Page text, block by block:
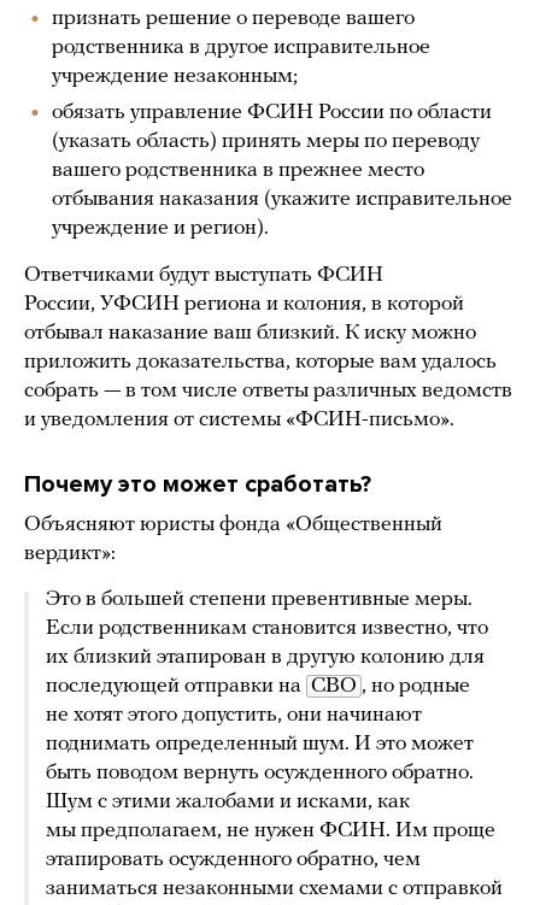
признать решение о переводе вашего
родственника в другое исправительное
учреждение незаконным;
обязать управление ФСИН России по области
(указать область) принять меры по переводу
вашего родственника в прежнее место
отбывания наказания (укажите исправительное
учреждение и регион).
Ответчиками будут выступать ФСИН
России, УФСИН региона и колония, в которой
отбывал наказание ваш близкий. К иску можно
приложить доказательства, которые вам удалось
собрать — в том числе ответы различных ведомств
и уведомления от системы «ФСИН-письмо».
Почему это может сработать?
Объясняют юристы фонда «Общественный
вердикт»:
Это в большей степени превентивные меры.
Если родственникам становится известно, что
их близкий этапирован в другую колонию для
последующей отправки на СВО , но родные
не хотят этого допустить, они начинают
поднимать определенный шум. И это может
быть поводом вернуть осужденного обратно.
Шум с этими жалобами и исками, как
мы предполагаем, не нужен ФСИН. Им проще
этапировать осужденного обратно, чем
заниматься незаконными схемами с отправкой